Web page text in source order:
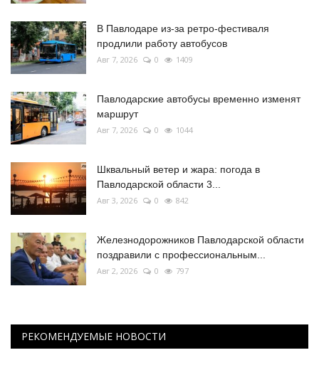
В Павлодаре из-за ретро-фестиваля
продлили работу автобусов
Авг 7, 2026 0 1409
Павлодарские автобусы временно изменят
маршрут
Авг 7, 2026 0 1044
Шквальный ветер и жара: погода в
Павлодарской области 3...
Авг 3, 2026 0 842
Железнодорожников Павлодарской области
поздравили с профессиональным...
Авг 2, 2026 0 797
РЕКОМЕНДУЕМЫЕ НОВОСТИ